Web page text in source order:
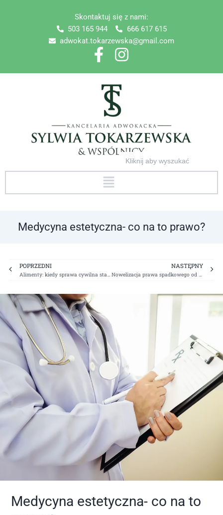
Skontaktuj się z nami:
503 165 944
666 617 615
adwokat.tokarzewska@gmail.com
Menu
Search
for:
Medycyna estetyczna- co na to prawo?
PrevPOPRZEDNI NASTĘPNY
Medycyna estetyczna- co na to